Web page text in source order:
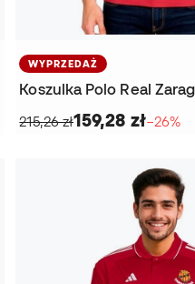
WYPRZEDAŻ
Koszulka Polo Real
215,26 zł159,28 zł−26%